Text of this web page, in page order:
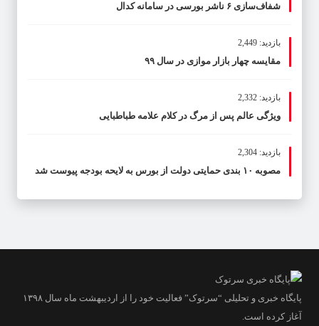
شفاف‌سازی ۶ ناشر بورسی در سامانه کدال
بازدید: 2,449
مقایسه چهار بازار موازی در سال ۹۹
بازدید: 2,332
ویژگی عالم پس از مرگ در کلام علامه طباطبایی
بازدید: 2,304
مصوبه ۱۰ بندی حمایتی دولت از بورس به لایحه بودجه پیوست شد
پایگاه خبری و تحلیلی “سرتوک” فعالیت خود را از اردیبهشت ماه سال ۱۳۹۸
آغاز کرده است.